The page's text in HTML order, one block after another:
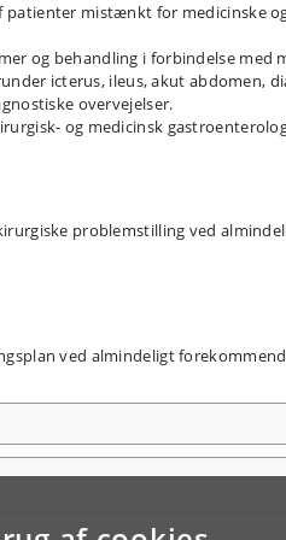
patienter mistænkt for medicinske
og behandling i forbindelse med
icterus, ileus, akut abdomen,
overvejelser.
og medicinsk
problemstilling ved
ved almindeligt